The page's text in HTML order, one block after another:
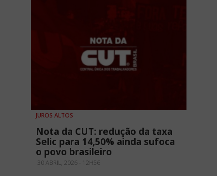
JUROS ALTOS
Nota da CUT: redução da taxa
Selic para 14,50% ainda sufoca
o povo brasileiro
30 ABRIL, 2026 - 12H56